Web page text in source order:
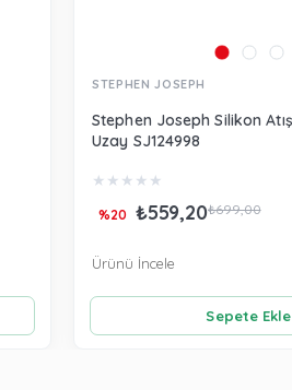
STEPHEN JOSEPH
Stephen Joseph Silikon
Uzay SJ124998
★ ★ ★ ★ ★
₺559,20₺699,00
%20
Sepete Ekle
Ürünü İncele